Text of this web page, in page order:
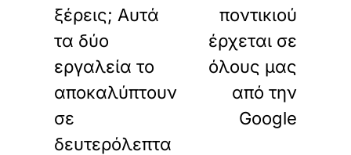
ξέρεις; Αυτά
τα δύο
εργαλεία το
αποκαλύπτουν
σε
δευτερόλεπτα
ποντικιού
έρχεται σε
όλους μας
από την
Google